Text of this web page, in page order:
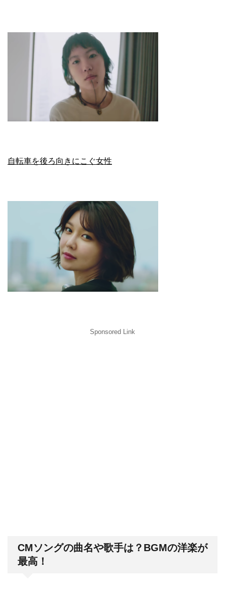
自転車を後ろ向きにこぐ女性
Sponsored Link
CMソングの曲名や歌手は？BGMの洋楽が
最高！